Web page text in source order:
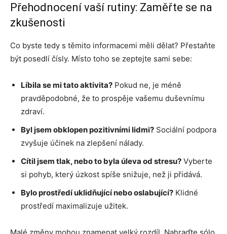
Přehodnocení vaší rutiny: Zaměřte se na
zkušenosti
Co byste tedy s těmito informacemi měli dělat? Přestaňte
být posedlí čísly. Místo toho se zeptejte sami sebe:
Líbila se mi tato aktivita? Pokud ne, je méně
pravděpodobné, že to prospěje vašemu duševnímu
zdraví.
Byl jsem obklopen pozitivními lidmi? Sociální podpora
zvyšuje účinek na zlepšení nálady.
Cítil jsem tlak, nebo to byla úleva od stresu? Vyberte
si pohyb, který úzkost spíše snižuje, než ji přidává.
Bylo prostředí uklidňující nebo oslabující? Klidné
prostředí maximalizuje užitek.